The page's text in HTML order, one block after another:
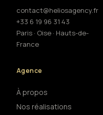
contact@heliosagency.fr
+33 6 19 96 31 43
Paris · Oise · Hauts-de-
France
Agence
À propos
Nos réalisations